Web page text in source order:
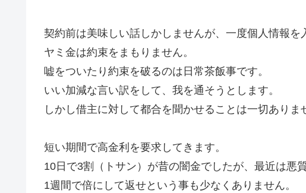
契約前は美味しい話しかしませんが、一度個人情報を
ヤミ金は約束をまもりません。
嘘をついたり約束を破るのは日常茶飯事です。
いい加減な言い訳をして、我を通そうとします。
しかし借主に対して都合を聞かせることは一切ありま
短い期間で高金利を要求してきます。
10日で3割（トサン）が昔の闇金でしたが、最近は悪
1週間で倍にして返せという事も少なくありません。